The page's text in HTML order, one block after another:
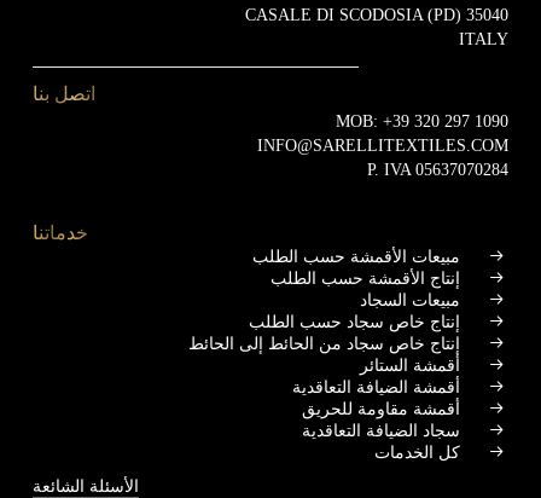
35040 CASALE DI SCODOSIA (PD)
ITALY
اتصل بنا
MOB:+39 320 297 1090
INFO@SARELLITEXTILES.COM
P. IVA 05637070284
خدماتنا
مبيعات الأقمشة حسب الطلب
إنتاج الأقمشة حسب الطلب
مبيعات السجاد
إنتاج خاص سجاد حسب الطلب
إنتاج خاص سجاد من الحائط إلى الحائط
أقمشة الستائر
أقمشة الضيافة التعاقدية
أقمشة مقاومة للحريق
سجاد الضيافة التعاقدية
كل الخدمات
الأسئلة الشائعة